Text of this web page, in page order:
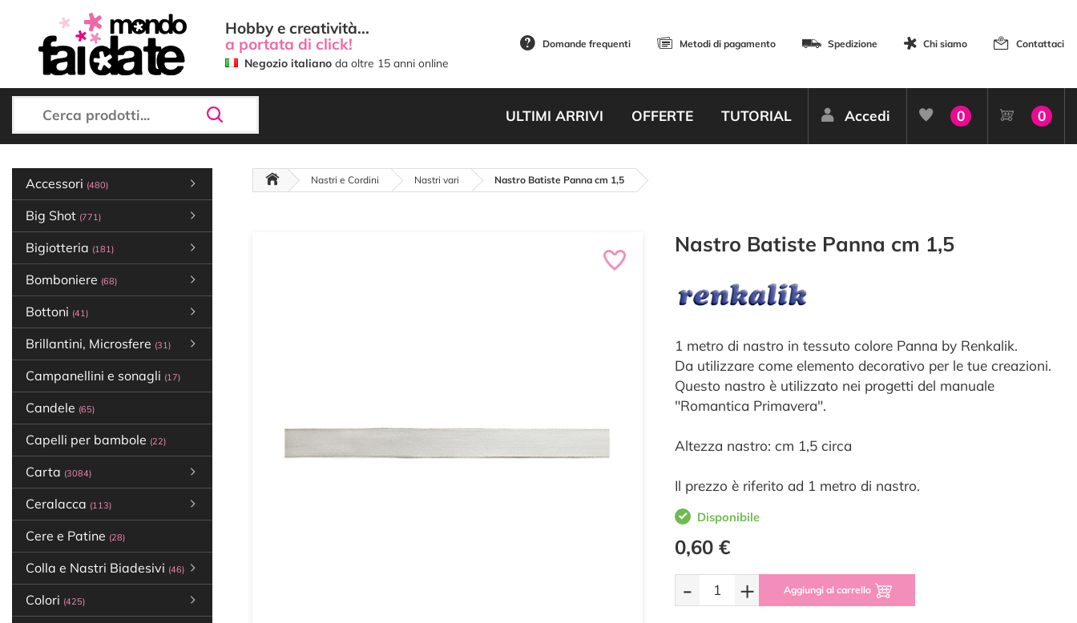
Hobby e creatività...
a portata di click!
Negozio italiano da oltre 15 anni online
Domande frequenti Metodi di pagamento Spedizione Chi siamo Contattaci
ULTIMI ARRIVI OFFERTE TUTORIAL Accedi 0 0
Accessori (480)
Big Shot (771)
Bigiotteria (181)
Bomboniere (68)
Bottoni (41)
Brillantini, Microsfere (31)
Campanellini e sonagli (17)
Candele (65)
Capelli per bambole (22)
Carta (3084)
Ceralacca (113)
Cere e Patine (28)
Colla e Nastri Biadesivi (46)
Colori (425)
Nastri e Cordini Nastri vari Nastro Batiste Panna cm 1,5
Nastro Batiste Panna cm 1,5
1 metro di nastro in tessuto colore Panna by Renkalik.
Da utilizzare come elemento decorativo per le tue creazioni.
Questo nastro è utilizzato nei progetti del manuale
"Romantica Primavera".
Altezza nastro: cm 1,5 circa
Il prezzo è riferito ad 1 metro di nastro.
Disponibile
0,60 €
- + Aggiungi al carrello